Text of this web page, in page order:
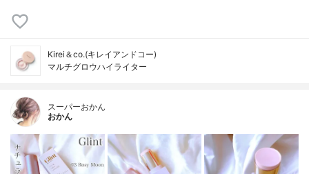
Kirei＆co.(キレイアンドコー)
マルチグロウハイライター
スーパーおかん
おかん